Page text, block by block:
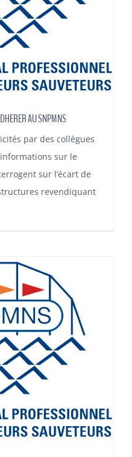
AU SNPMNS
par des collègues
sur le
sur l’écart de
revendiquant